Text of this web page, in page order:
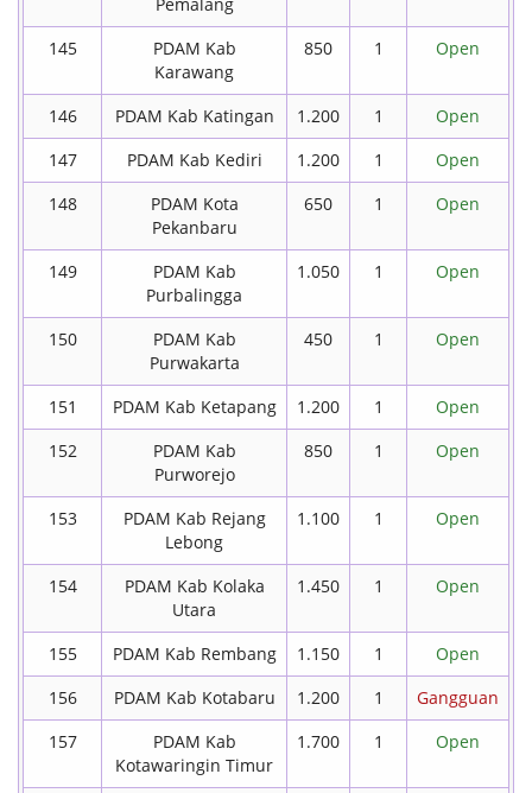
145
PDAM Kab
Karawang
850 1 Open
146 PDAM Kab Katingan 1.200 1
Open
147
PDAM Kab Kediri 1.200 1
Open
148
PDAM Kota
Pekanbaru
650 1 Open
149
PDAM Kab
Purbalingga
1.050 1 Open
150
PDAM Kab
Purwakarta
450 1 Open
151 PDAM Kab Ketapang 1.200 1
Open
152
PDAM Kab
Purworejo
850 1 Open
153
PDAM Kab Rejang
Lebong
1.100 1 Open
154
PDAM Kab Kolaka
Utara
1.450 1 Open
155 PDAM Kab Rembang 1.150 1
Open
156
PDAM Kab Kotabaru 1.200 1
Gangguan
157
PDAM Kab
Kotawaringin Timur
1.700 1 Open